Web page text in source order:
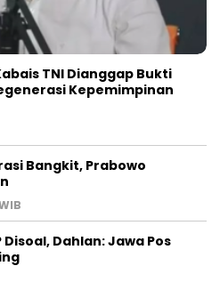
TNI Dianggap Bukti
Kepemimpinan
Bangkit, Prabowo
Disoal, Dahlan: Jawa Pos